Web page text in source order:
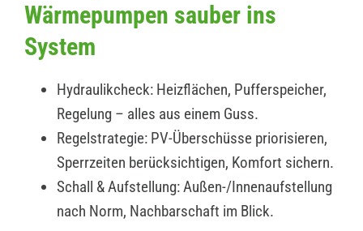
Wärmepumpen sauber ins
System
Hydraulikcheck: Heizflächen, Pufferspeicher,
Regelung – alles aus einem Guss.
Regelstrategie: PV-Überschüsse priorisieren,
Sperrzeiten berücksichtigen, Komfort sichern.
Schall & Aufstellung: Außen-/Innenaufstellung
nach Norm, Nachbarschaft im Blick.